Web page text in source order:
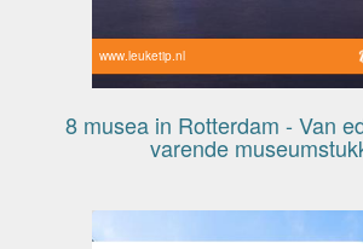
www.leuketip.nl
8 musea in Rotterdam - Van
varende